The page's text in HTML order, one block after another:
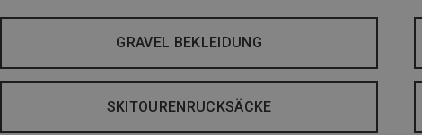
GRAVEL BEKLEIDUNG
SKITOURENRUCKSÄCKE